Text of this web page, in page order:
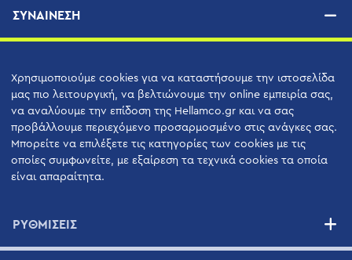
ΝΈΑ
ΕΠΙΚΟΙΝΩΝIΑ
Φόρμα Επικοινωνίας
Τεχνική Υποστήριξη
Βιογραφικά Σημειώματα
ΣΥΝΑΙΝΕΣΗ
ΡΥΘΜΙΣΕΙΣ
Χρησιμοποιούμε cookies για να καταστήσουμε την ιστοσελίδα
μας πιο λειτουργική, να βελτιώνουμε την online εμπειρία σας,
να αναλύουμε την επίδοση της Hellamco.gr και να σας
προβάλλουμε περιεχόμενο προσαρμοσμένο στις ανάγκες σας.
Μπορείτε να επιλέξετε τις κατηγορίες των cookies με τις
οποίες συμφωνείτε, με εξαίρεση τα τεχνικά cookies τα οποία
είναι απαραίτητα.